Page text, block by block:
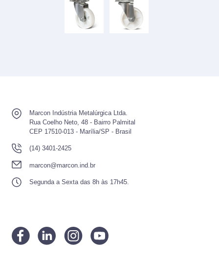
Marcon Indústria Metalúrgica Ltda.
Rua Coelho Neto, 48 - Bairro Palmital
CEP 17510-013 - Marília/SP - Brasil
(14) 3401-2425
marcon@marcon.ind.br
Segunda a Sexta das 8h às 17h45.